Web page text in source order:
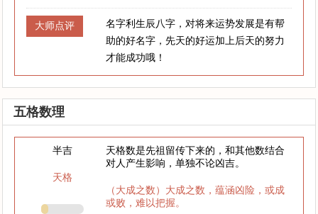
大师点评
名字利生辰八字，对将来运势发展是有帮
助的好名字，先天的好运加上后天的努力
才能成功哦！
五格数理
半吉
天格
天格数是先祖留传下来的，和其他数结合
对人产生影响，单独不论凶吉。
（大成之数）大成之数，蕴涵凶险，或成
或败，难以把握。